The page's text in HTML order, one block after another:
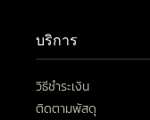
บริการ
วิธีชำระเงิน
ติดตามพัสดุ